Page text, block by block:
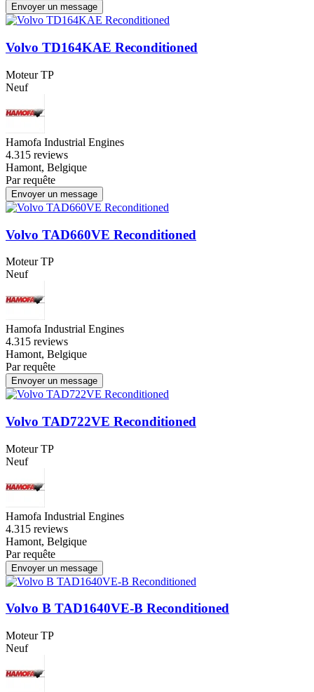
Envoyer un message
Volvo TD164KAE Reconditioned
Moteur TP
Neuf
Hamofa Industrial Engines
4.315 reviews
Hamont, Belgique
Par requête
Envoyer un message
Volvo TAD660VE Reconditioned
Moteur TP
Neuf
Hamofa Industrial Engines
4.315 reviews
Hamont, Belgique
Par requête
Envoyer un message
Volvo TAD722VE Reconditioned
Moteur TP
Neuf
Hamofa Industrial Engines
4.315 reviews
Hamont, Belgique
Par requête
Envoyer un message
Volvo B TAD1640VE-B Reconditioned
Moteur TP
Neuf